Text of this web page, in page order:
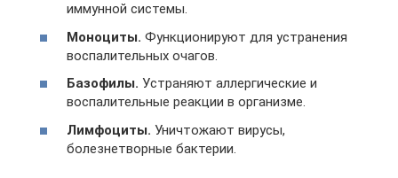
иммунной системы.
Моноциты. Функционируют для устранения
воспалительных очагов.
Базофилы. Устраняют аллергические и
воспалительные реакции в организме.
Лимфоциты. Уничтожают вирусы,
болезнетворные бактерии.